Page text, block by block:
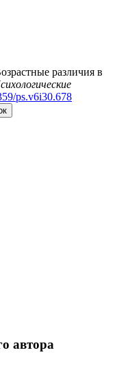
различия в
ps.v6i30.678
автора